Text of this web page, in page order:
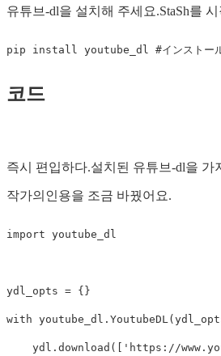
유튜브-dl을 설치해 주세요.StaSh를
코드
즉시 편입하다.설치된 유튜브-dl을 가
작가의인용을 조금 바꿨어요.
import youtube_dl
ydl_opts = {}
with youtube_dl . YoutubeDL (
ydl . download ([ 'https://